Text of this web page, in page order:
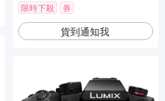
限時下殺
券
貨到通知我